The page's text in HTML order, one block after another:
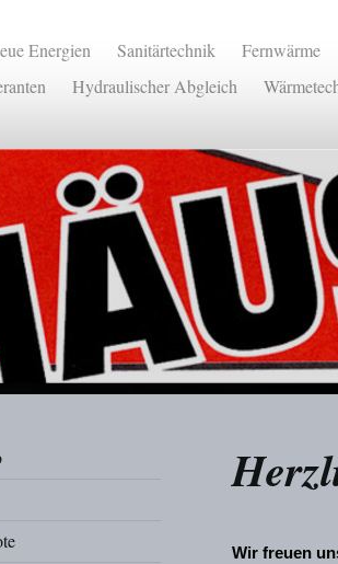
Energien Sanitärtechnik
Fernwärme
Hydraulischer Abgleich
Wir freuen